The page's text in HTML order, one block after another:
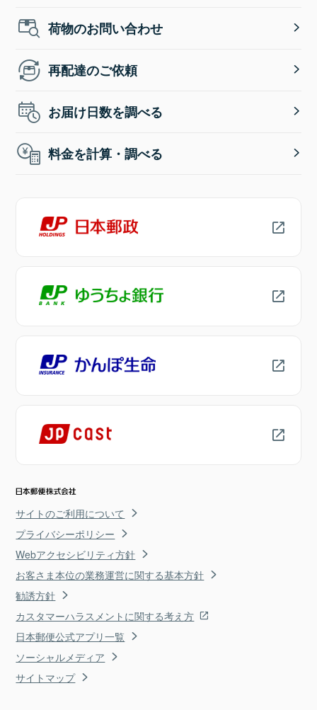
荷物のお問い合わせ
再配達のご依頼
お届け日数を調べる
料金を計算・調べる
サイトのご利用について
プライバシーポリシー
Webアクセシビリティ方針
お客さま本位の業務運営に関する基本方針
勧誘方針
カスタマーハラスメントに関する考え方
日本郵便公式アプリ一覧
ソーシャルメディア
サイトマップ